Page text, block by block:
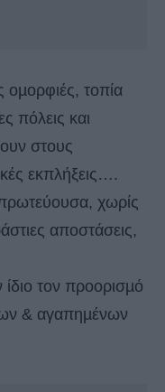
οµορφιές, τοπία
πόλεις και
στους
εκπλήξεις….
χωρίς
αποστάσεις,
τον προορισµό
& αγαπηµένων